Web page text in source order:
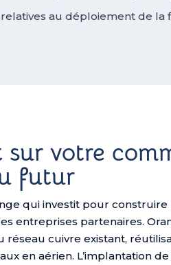
au déploiement de
votre
futur
qui investit pour
entreprises partenaires.
cuivre existant,
en aérien. L’implantation